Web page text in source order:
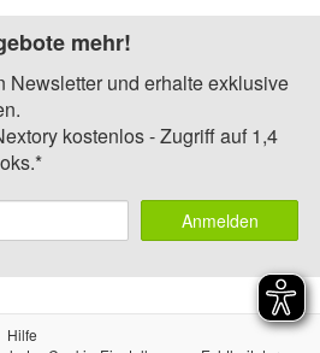
mehr!
Newsletter und erhalte exklusive
kostenlos - Zugriff auf 1,4
Anmelden
Hilfe